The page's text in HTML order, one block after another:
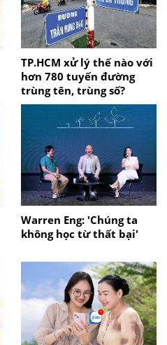
TP.HCM xử lý thế nào với
hơn 780 tuyến đường
trùng tên, trùng số?
Warren Eng: 'Chúng ta
không học từ thất bại'